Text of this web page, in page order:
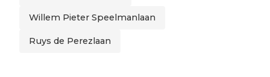
Willem Pieter Speelmanlaan
Ruys de Perezlaan